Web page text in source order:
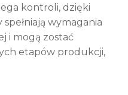
kontroli, dzięki
wymagania
i mogą zostać
etapów produkcji,